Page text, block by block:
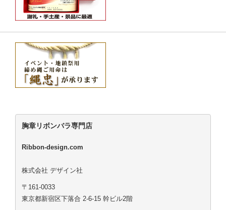
胸章リボンバラ専門店
Ribbon-design.com
株式会社 デザイン社
〒161-0033
東京都新宿区下落合 2-6-15 幹ビル2階